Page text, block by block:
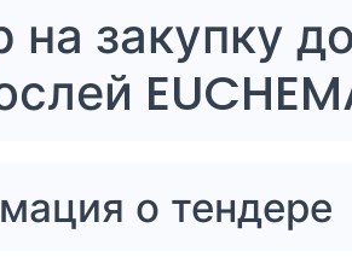
на закупку
о тендере